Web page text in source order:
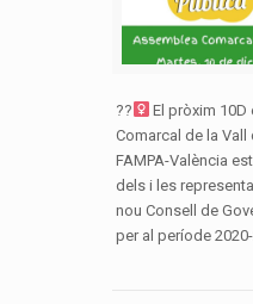
??‍
El pròxim 10D
Comarcal de la Vall
FAMPA-València
dels i les
nou Consell de
per al període